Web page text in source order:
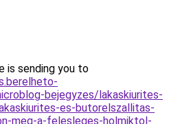
is sending you to
bejegyzes/lakaskiurites-
es-butorelszallitas-
meg-a-felesleges-holmiktol-